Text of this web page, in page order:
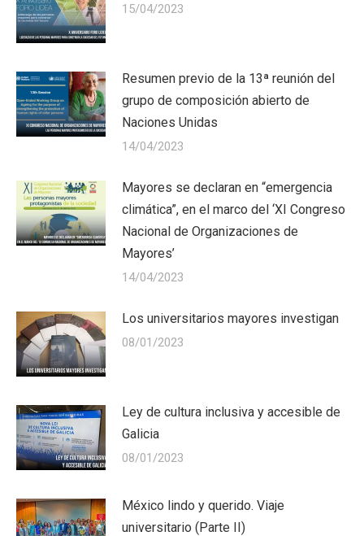
15/04/2023
Resumen previo de la 13ª reunión del
grupo de composición abierto de
Naciones Unidas
14/04/2023
Mayores se declaran en “emergencia
climática”, en el marco del ‘XI Congreso
Nacional de Organizaciones de
Mayores’
14/04/2023
Los universitarios mayores investigan
08/01/2023
Ley de cultura inclusiva y accesible de
Galicia
08/01/2023
México lindo y querido. Viaje
universitario (Parte II)